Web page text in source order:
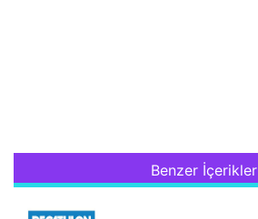
Benzer İçerikler